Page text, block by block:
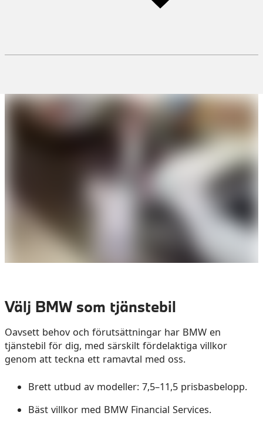
Välj BMW som tjänstebil
Oavsett behov och förutsättningar har BMW en
tjänstebil för dig, med särskilt fördelaktiga villkor
genom att teckna ett ramavtal med oss.
Brett utbud av modeller: 7,5–11,5 prisbasbelopp.
Bäst villkor med BMW Financial Services.